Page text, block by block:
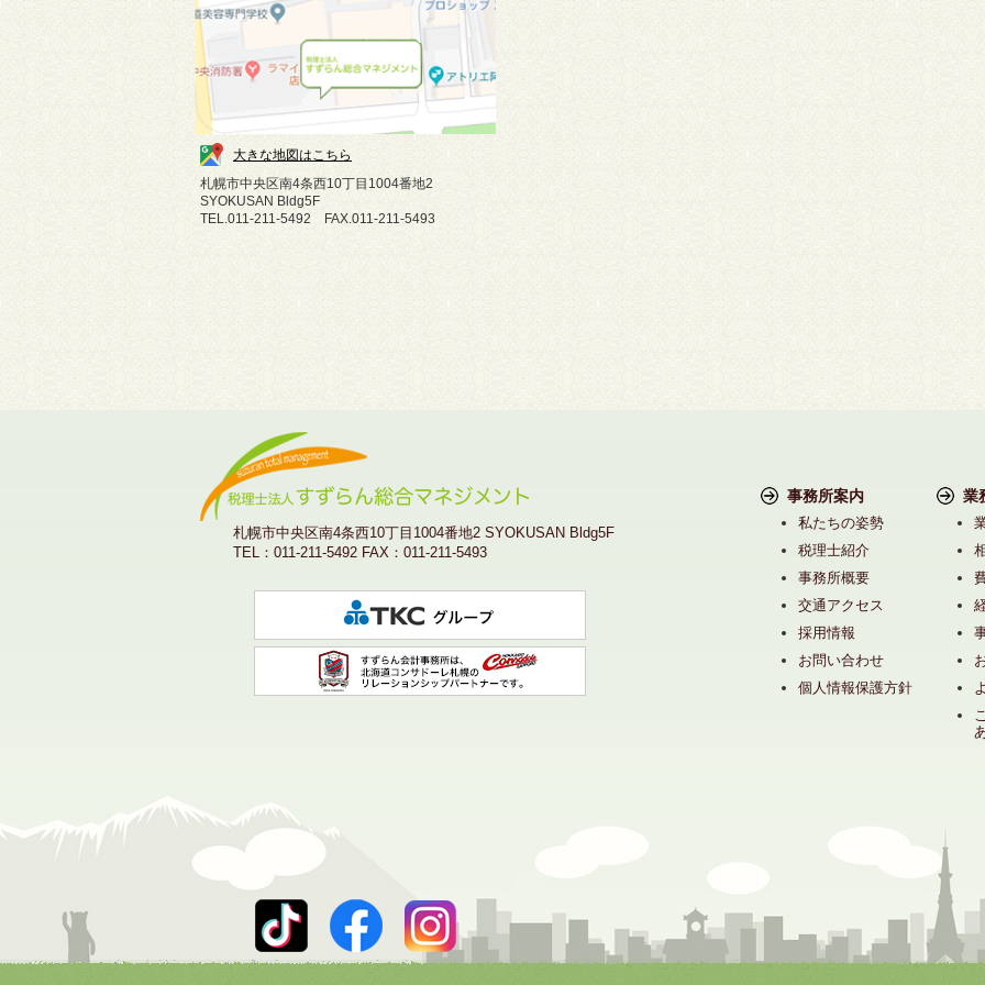
大きな地図はこちら
札幌市中央区南4条西10丁目1004番地2
SYOKUSAN Bldg5F
TEL.011-211-5492 FAX.011-211-5493
札幌市中央区南4条西10丁目1004番地2 SYOKUSAN Bldg5F
TEL：011-211-5492 FAX：011-211-5493
事務所案内
私たちの姿勢
税理士紹介
事務所概要
交通アクセス
採用情報
お問い合わせ
個人情報保護方針
業